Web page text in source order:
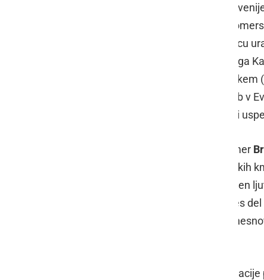
Ministrstvo za kulturo Republike
Slovenije vpisalo "Reja in vzreja
natanko 150 let, odkar je bilo v Gradcu
Ljutomeru – prvi zametek današnjega
po prvih kasaških dirkah na
velja za drugi najstarejši kasaški klub v
pripravili srečanje, kjer so predstavili
Predsednik Kasaškega kluba Ljutomer
radovednosti in tekmovalnosti prleških
preizkusili v hitrosti. Poudaril je pomen
doma in v tujini, kasaštvo pa je danes
kasači so bili vpisani tudi v register
Gre za veliko priznanje za vse